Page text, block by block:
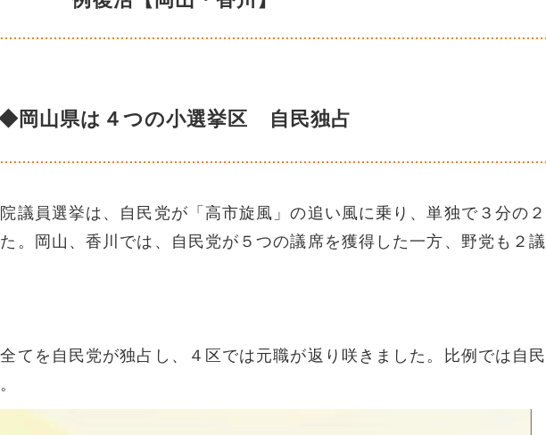
岡山県は４つの小選挙区 自民独占
議員選挙は、自民党が「高市旋風」の追い風に乗り、単独で３分の２
。岡山、香川では、自民党が５つの議席を獲得した一方、野党も２議
てを自民党が独占し、４区では元職が返り咲きました。比例では自民